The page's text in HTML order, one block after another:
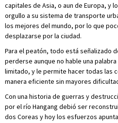
capitales de Asia, o aun de Europa, y
orgullo a su sistema de transporte
los mejores del mundo, por lo que
desplazarse por la ciudad.
Para el peatón, todo está señalizado
perderse aunque no hable una
limitado, y le permite hacer todas las
manera eficiente sin mayores
Con una historia de guerras y
por el río Hangang debió ser
dos Coreas y hoy los esfuerzos